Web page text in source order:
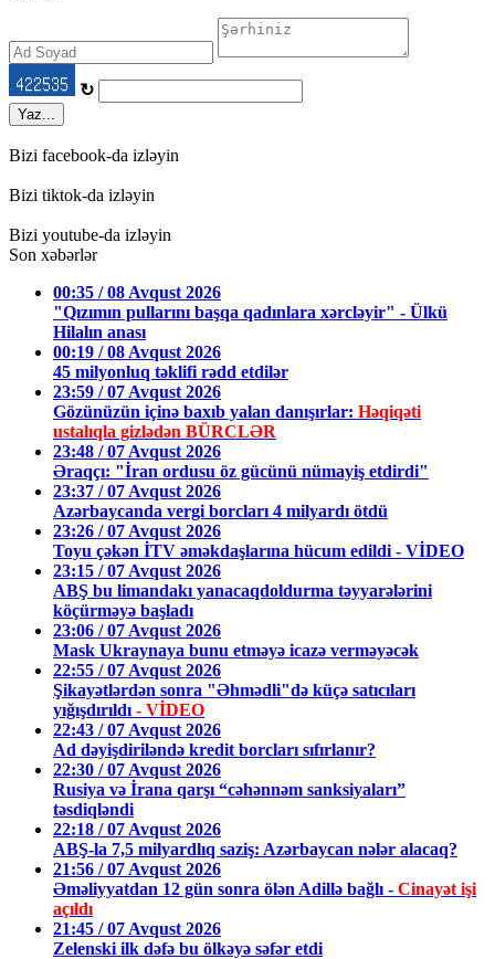
↻
Yaz...
Bizi facebook-da izləyin
Bizi tiktok-da izləyin
Bizi youtube-da izləyin
Son xəbərlər
00:35 / 08 Avqust 2026
"Qızımın pullarını başqa qadınlara xərcləyir" - Ülkü
Hilalın anası
00:19 / 08 Avqust 2026
45 milyonluq təklifi rədd etdilər
23:59 / 07 Avqust 2026
Gözünüzün içinə baxıb yalan danışırlar: Həqiqəti
ustalıqla gizlədən BÜRCLƏR
23:48 / 07 Avqust 2026
Əraqçı: "İran ordusu öz gücünü nümayiş etdirdi"
23:37 / 07 Avqust 2026
Azərbaycanda vergi borcları 4 milyardı ötdü
23:26 / 07 Avqust 2026
Toyu çəkən İTV əməkdaşlarına hücum edildi - VİDEO
23:15 / 07 Avqust 2026
ABŞ bu limandakı yanacaqdoldurma təyyarələrini
köçürməyə başladı
23:06 / 07 Avqust 2026
Mask Ukraynaya bunu etməyə icazə verməyəcək
22:55 / 07 Avqust 2026
Şikayətlərdən sonra "Əhmədli"də küçə satıcıları
yığışdırıldı - VİDEO
22:43 / 07 Avqust 2026
Ad dəyişdiriləndə kredit borcları sıfırlanır?
22:30 / 07 Avqust 2026
Rusiya və İrana qarşı “cəhənnəm sanksiyaları”
təsdiqləndi
22:18 / 07 Avqust 2026
ABŞ-la 7,5 milyardlıq saziş: Azərbaycan nələr alacaq?
21:56 / 07 Avqust 2026
Əməliyyatdan 12 gün sonra ölən Adillə bağlı - Cinayət işi
açıldı
21:45 / 07 Avqust 2026
Zelenski ilk dəfə bu ölkəyə səfər etdi